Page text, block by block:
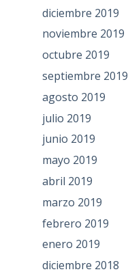
diciembre 2019
noviembre 2019
octubre 2019
septiembre 2019
agosto 2019
julio 2019
junio 2019
mayo 2019
abril 2019
marzo 2019
febrero 2019
enero 2019
diciembre 2018